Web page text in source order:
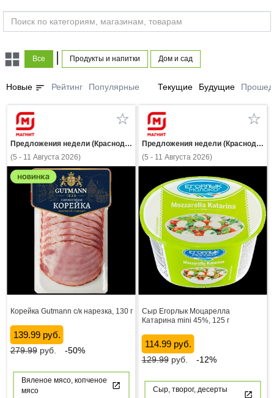
Все | Продукты и напитки Дом и сад
Новые sort Рейтинг Популярные Текущие Будущие
Предложения недели (Краснодарский край)
(5 - 11 Августа 2026)
Корейка Gutmann с/к нарезка, 130 г
139.99 руб.
279.99руб. -50%
Вяленое мясо, копченое
мясо
Предложения недели (Краснодарский край)
(5 - 11 Августа 2026)
Сыр Егорлык Моцарелла
Катарина mini 45%, 125 г
114.99 руб.
129.99руб. -12%
Сыр, творог, десерты